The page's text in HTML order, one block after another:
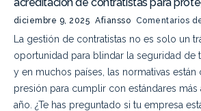
diciembre 9, 2025 Afiansso Comentarios
La gestión de contratistas no es solo un
oportunidad para blindar la seguridad de
y en muchos países, las normativas están
presión para cumplir con estándares más
año. ¿Te has preguntado si tu empresa